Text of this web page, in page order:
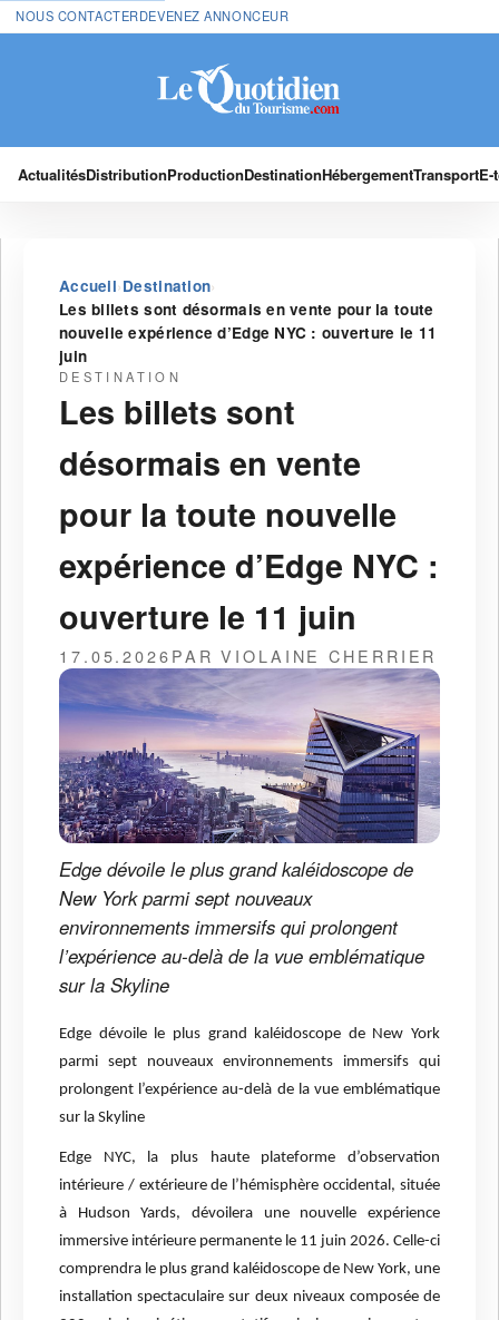
NOUS CONTACTERDEVENEZ ANNONCEUR
ActualitésDistributionProductionDestinationHébergementTransport
Accueil›Destination›
Les billets sont désormais en vente pour la toute
nouvelle expérience d’Edge NYC : ouverture le 11
juin
DESTINATION
Les billets sont
désormais en vente
pour la toute nouvelle
expérience d’Edge NYC :
ouverture le 11 juin
17.05.2026PAR VIOLAINE CHERRIER
Edge dévoile le plus grand kaléidoscope de
New York parmi sept nouveaux
environnements immersifs qui prolongent
l’expérience au-delà de la vue emblématique
sur la Skyline
Edge dévoile le plus grand kaléidoscope de New York
parmi sept nouveaux environnements immersifs qui
prolongent l’expérience au-delà de la vue emblématique
sur la Skyline
Edge NYC, la plus haute plateforme d’observation
intérieure / extérieure de l’hémisphère occidental, située
à Hudson Yards, dévoilera une nouvelle expérience
immersive intérieure permanente le 11 juin 2026. Celle-ci
comprendra le plus grand kaléidoscope de New York, une
installation spectaculaire sur deux niveaux composée de